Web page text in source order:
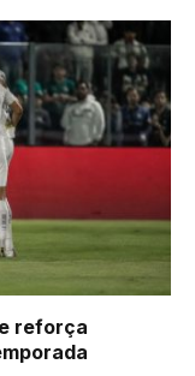
reforça